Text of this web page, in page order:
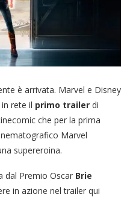
è arrivata. Marvel e Disney
rete il primo trailer di
che per la prima
Marvel
supereroina.
dal Premio Oscar Brie
in azione nel trailer qui